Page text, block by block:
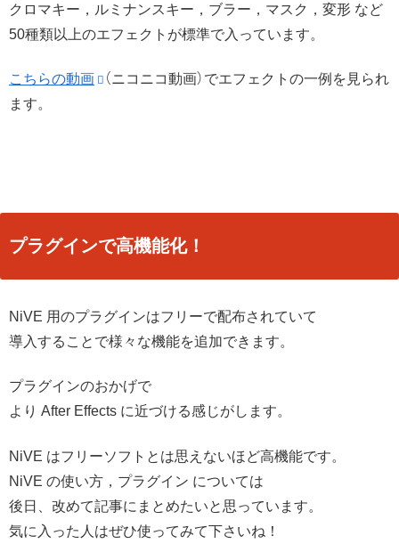
クロマキー，ルミナンスキー，ブラー，マスク，変形 など
50種類以上のエフェクトが標準で入っています。
こちらの動画
（ニコニコ動画）でエフェクトの一例を見られ
ます。
プラグインで高機能化！
NiVE 用のプラグインはフリーで配布されていて
導入することで様々な機能を追加できます。
プラグインのおかげで
より After Effects に近づける感じがします。
NiVE はフリーソフトとは思えないほど高機能です。
NiVE の使い方，プラグイン については
後日、改めて記事にまとめたいと思っています。
気に入った人はぜひ使ってみて下さいね！